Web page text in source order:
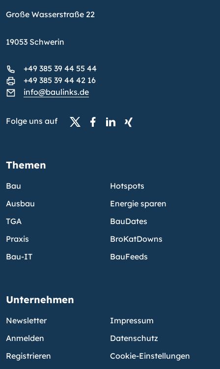
Große Wasserstraße 22
19053 Schwerin
+49 385 39 44 55 44
+49 385 39 44 42 16
info@baulinks.de
Folge uns auf
Themen
Bau
Ausbau
TGA
Praxis
Bau-IT
Hotspots
Energie sparen
BauDates
BroKatDowns
BauFeeds
Unternehmen
Newsletter
Anmelden
Registrieren
Impressum
Datenschutz
Cookie-Einstellungen